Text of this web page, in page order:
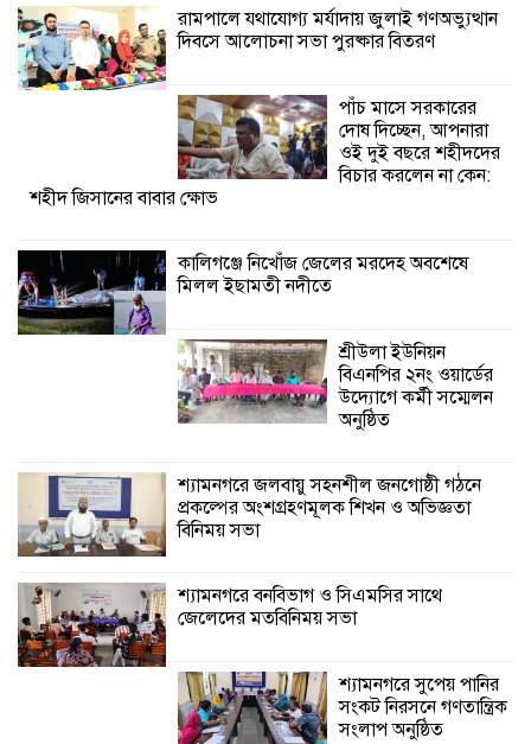
শ্রীউলা ইউনিয়ন
অনুষ্ঠিত
শ্যামনগরে জলবায়ু সহনশীল জনগোষ্ঠী গঠনে
প্রকল্পের অংশগ্রহণমূলক শিখন ও অভিজ্ঞতা
শ্যামনগরে বনবিভাগ ও সিএমসির সাথে
রামপালে যথাযোগ্য মর্যাদায় জুলাই গণঅভ্যুত্থান
দিবসে আলোচনা সভা পুরষ্কার বিতরণ
পাঁচ মাসে সরকারের
দোষ দিচ্ছেন, আপনারা
ওই দুই বছরে শহীদদের
বিচার করলেন না কেন:
শহীদ জিসানের বাবার ক্ষোভ
কালিগঞ্জে নিখোঁজ জেলের মরদেহ অবশেষে
মিলল ইছামতী নদীতে
শ্রীউলা ইউনিয়ন
বিএনপির ২নং ওয়ার্ডের
উদ্যোগে কর্মী সম্মেলন
অনুষ্ঠিত
শ্যামনগরে জলবায়ু সহনশীল জনগোষ্ঠী গঠনে
প্রকল্পের অংশগ্রহণমূলক শিখন ও অভিজ্ঞতা
বিনিময় সভা
শ্যামনগরে বনবিভাগ ও সিএমসির সাথে
জেলেদের মতবিনিময় সভা
শ্যামনগরে সুপেয় পানির
সংকট নিরসনে গণতান্ত্রিক
সংলাপ অনুষ্ঠিত